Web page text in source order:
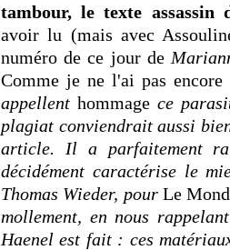
tambour, le texte assassin
avoir lu (mais avec
numéro de ce jour de
Comme je ne l'ai pas
appellent hommage ce
plagiat conviendrait aussi
article. Il a parfaitement
décidément caractérise le
Thomas Wieder, pourLe
mollement, en nous
Haenel est fait : ces